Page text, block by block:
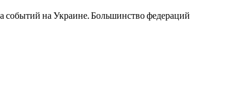
событий на Украине. Большинство федераций